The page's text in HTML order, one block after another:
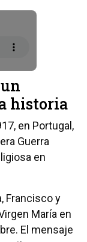
historia
en Portugal,
Guerra
en
Francisco y
María en
El mensaje